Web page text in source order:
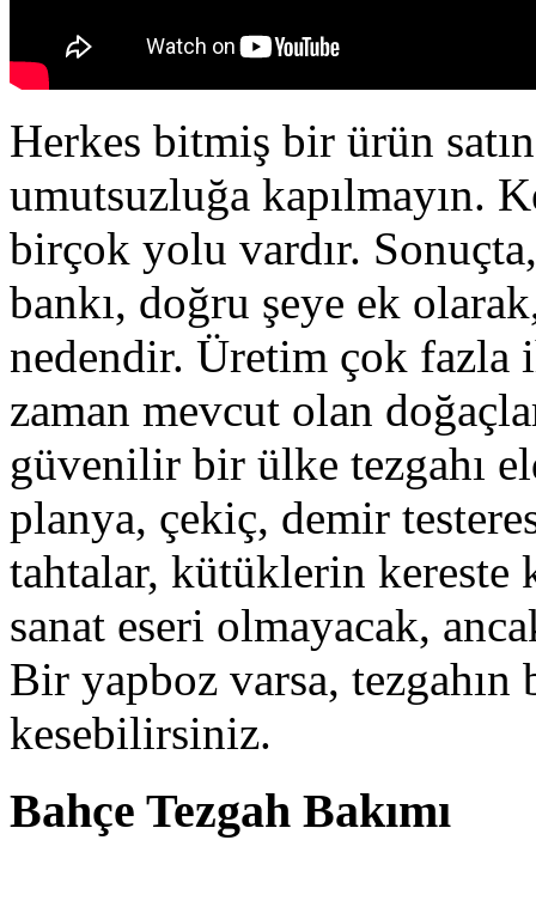
Herkes bitmiş bir ürün
umutsuzluğa kapılmayın.
birçok yolu vardır.
bankı, doğru şeye ek
nedendir. Üretim çok fazla
zaman mevcut olan
güvenilir bir ülke tezgahı
planya, çekiç, demir
tahtalar, kütüklerin kereste
sanat eseri olmayacak,
Bir yapboz varsa, tezgahın
kesebilirsiniz.
Bahçe Tezgah Bakımı